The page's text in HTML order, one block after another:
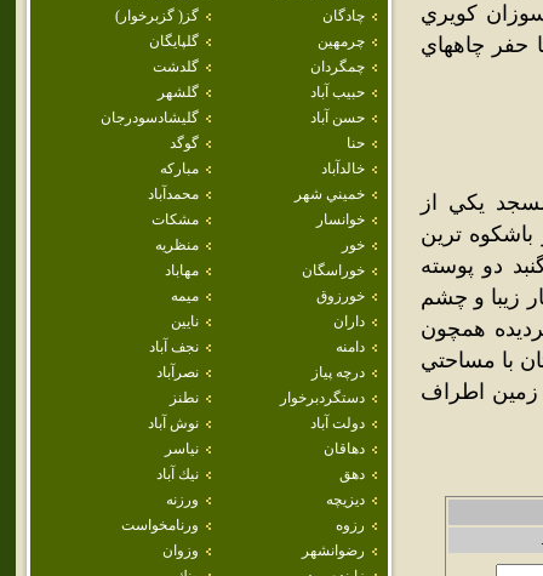
چادگان
گز( گزبرخوار)
چرمهين
گلپايگان
چمگردان
گلدشت
حبيب آباد
گلشهر
حسن آباد
گليشادسودرجان
حنا
گوگد
خالدآباد
مباركه
خميني شهر
محمدآباد
خوانسار
مشكات
خور
منظريه
خوراسگان
مهاباد
خورزوق
ميمه
داران
نايين
دامنه
نجف آباد
درچه پياز
نصرآباد
دستگردبرخوار
نطنز
دولت آباد
نوش آباد
دهاقان
نياسر
دهق
نيك آباد
ديزيچه
ورزنه
رزوه
ورنامخواست
رضوانشهر
وزوان
کويري
حفر چاههاي
يكي از
ترين
دو پوسته
زيبا و چشم
همچون
با مساحتي
از سطح زمين اطراف